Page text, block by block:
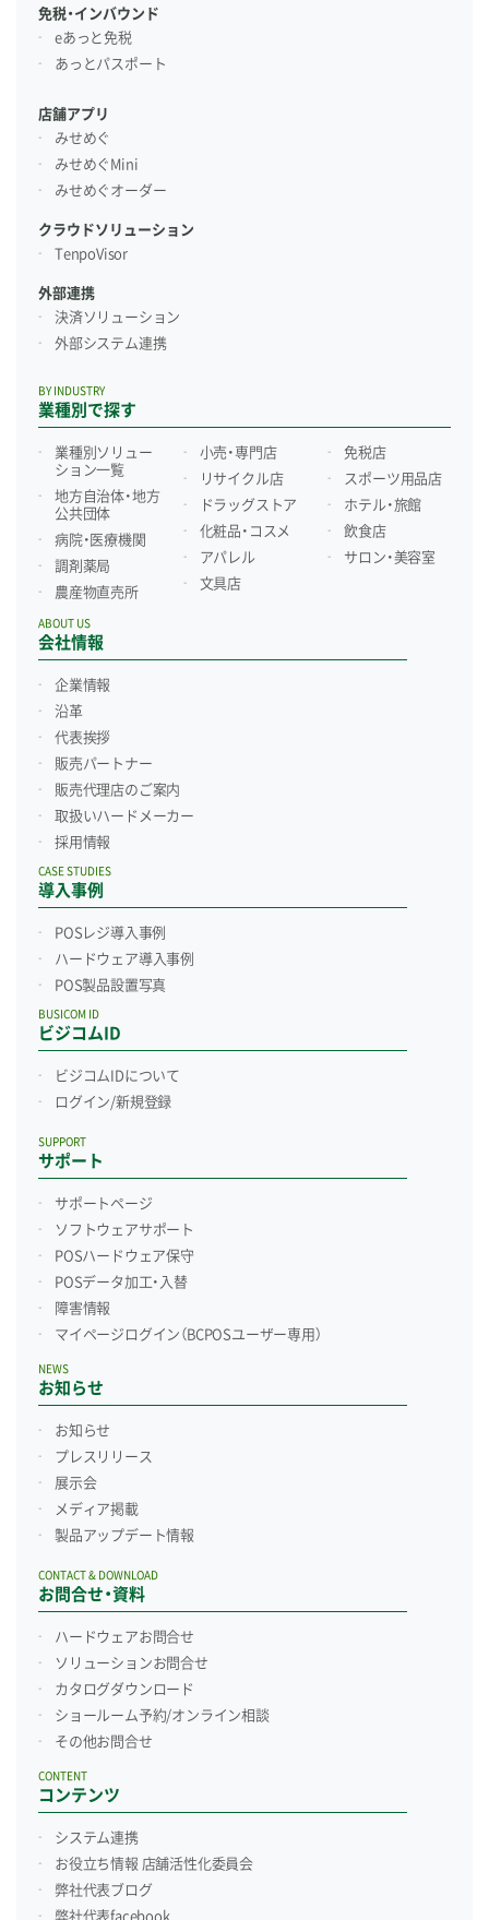
免税・インバウンド
eあっと免税
あっとパスポート
店舗アプリ
みせめぐ
みせめぐMini
みせめぐオーダー
クラウドソリューション
TenpoVisor
外部連携
決済ソリューション
外部システム連携
業種別で探す
BY INDUSTRY
業種別ソリュー
ション一覧
地方自治体・地方
公共団体
病院・医療機関
調剤薬局
農産物直売所
小売・専門店
リサイクル店
ドラッグストア
化粧品・コスメ
アパレル
文具店
免税店
スポーツ用品店
ホテル・旅館
飲食店
サロン・美容室
会社情報
ABOUT US
企業情報
沿革
代表挨拶
販売パートナー
販売代理店のご案内
取扱いハードメーカー
採用情報
導入事例
CASE STUDIES
POSレジ導入事例
ハードウェア導入事例
POS製品設置写真
ビジコムID
BUSICOM ID
ビジコムIDについて
ログイン/新規登録
サポート
SUPPORT
サポートページ
ソフトウェアサポート
POSハードウェア保守
POSデータ加工・入替
障害情報
マイページログイン （BCPOSユーザー専用）
お知らせ
NEWS
お知らせ
プレスリリース
展示会
メディア掲載
製品アップデート情報
お問合せ・資料
CONTACT & DOWNLOAD
ハードウェアお問合せ
ソリューションお問合せ
カタログダウンロード
ショールーム予約/オンライン相談
その他お問合せ
コンテンツ
CONTENT
システム連携
お役立ち情報 店舗活性化委員会
弊社代表ブログ
弊社代表facebook